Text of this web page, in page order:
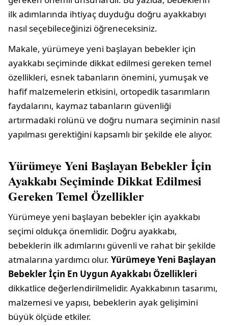
ilk adımlarında ihtiyaç duyduğu doğru ayakkabıyı
nasıl seçebileceğinizi öğreneceksiniz.
Makale, yürümeye yeni başlayan bebekler için
ayakkabı seçiminde dikkat edilmesi gereken temel
özellikleri, esnek tabanların önemini, yumuşak ve
hafif malzemelerin etkisini, ortopedik tasarımların
faydalarını, kaymaz tabanların güvenliği
artırmadaki rolünü ve doğru numara seçiminin nasıl
yapılması gerektiğini kapsamlı bir şekilde ele alıyor.
Yürümeye Yeni Başlayan Bebekler İçin
Ayakkabı Seçiminde Dikkat Edilmesi
Gereken Temel Özellikler
Yürümeye yeni başlayan bebekler için ayakkabı
seçimi oldukça önemlidir. Doğru ayakkabı,
bebeklerin ilk adımlarını güvenli ve rahat bir şekilde
atmalarına yardımcı olur. Yürümeye Yeni Başlayan
Bebekler İçin En Uygun Ayakkabı Özellikleri
dikkatlice değerlendirilmelidir. Ayakkabının tasarımı,
malzemesi ve yapısı, bebeklerin ayak gelişimini
büyük ölçüde etkiler.